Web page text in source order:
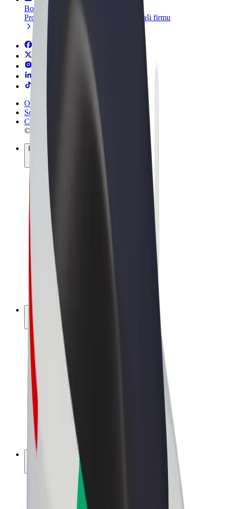
Bolt for Business
Produkty a služby Boltu přesně pro vaši firmu
Obchodní podmínky
Soukromí
Cookies
© 2026 Bolt Technology OÜ
Produkty
Jízdy
Koloběžky
Bolt Market
Bolt Food
Bolt Drive
Bolt for Business
E-kola
Bolt Plus
Vydělávejte s Boltem
Řidiči
Výdělky řidiče
Výdělky kurýra
Partneři Bolt Food
Společnost
O společnosti Bolt